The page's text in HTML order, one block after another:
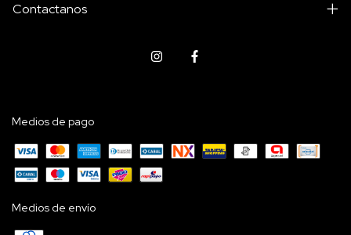
Contactanos
Medios de pago
Medios de envío